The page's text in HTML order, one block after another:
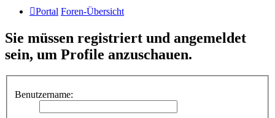
Portal Foren-Übersicht
Sie müssen registriert und angemeldet
sein, um Profile anzuschauen.
Benutzername: